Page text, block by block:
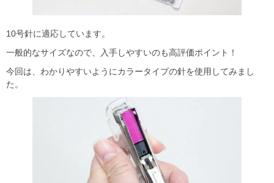
10号針に適応しています。
一般的なサイズなので、入手しやすいのも高評価ポイント！
今回は、わかりやすいようにカラータイプの針を使用してみまし
た。